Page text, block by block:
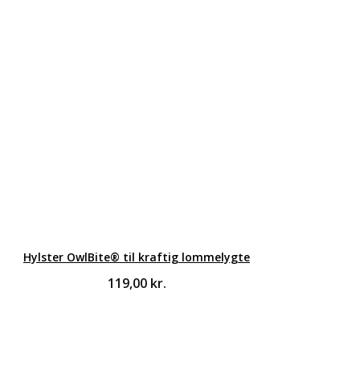
Hylster OwlBite® til kraftig lommelygte
119,00 kr.